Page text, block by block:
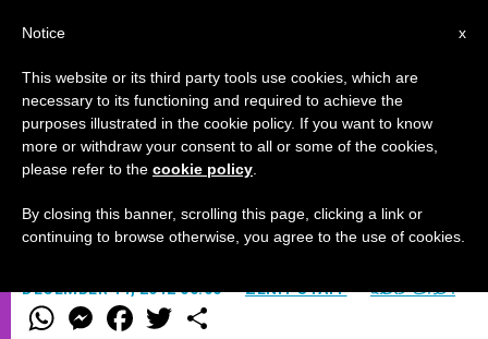
الغفرانات وسنة الإيمان
بقلم الأب هاني باخوم
DECEMBER 14, 2012 00:00 ZENIT STAFF أحداث خاصة
W
h
M
e
F
a w
x
Notice
This website or its third party tools use cookies, which are
necessary to its functioning and required to achieve the
purposes illustrated in the cookie policy. If you want to know
more or withdraw your consent to all or some of the cookies,
please refer to the cookie policy
By closing this banner, scrolling this page, clicking a link or
continuing to browse otherwise, you agree to the use of cookies.